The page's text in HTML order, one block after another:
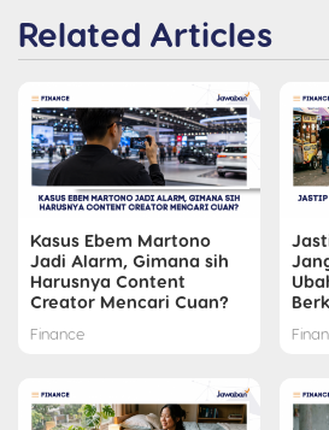
Related Articles
Kasus Ebem Martono
Jadi Alarm, Gimana sih
Harusnya Content
Creator Mencari Cuan?
Finance